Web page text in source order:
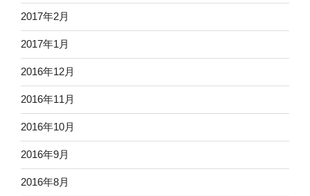
2017年2月
2017年1月
2016年12月
2016年11月
2016年10月
2016年9月
2016年8月